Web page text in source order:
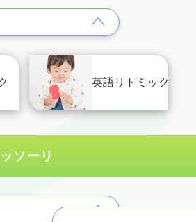
英語リトミック
ソーリ